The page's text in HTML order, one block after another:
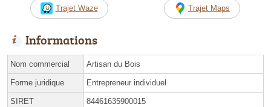
Trajet Waze Trajet Maps
Informations
Nom commercial Artisan du Bois
Forme juridique Entrepreneur individuel
SIRET 84461635900015